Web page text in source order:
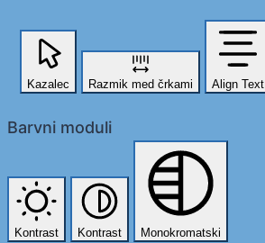
Kazalec Razmik med črkami Align Text
Barvni moduli
Kontrast Kontrast Monokromatski